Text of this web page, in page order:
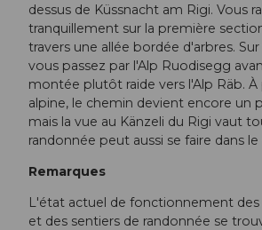
dessus de Küssnacht am Rigi. Vous
tranquillement sur la première
travers une allée bordée d'arbres.
vous passez par l'Alp Ruodisegg
montée plutôt raide vers l'Alp Räb.
alpine, le chemin devient encore un
mais la vue au Känzeli du Rigi vaut
randonnée peut aussi se faire dans le
Remarques
L'état actuel de fonctionnement
et des sentiers de randonnée se